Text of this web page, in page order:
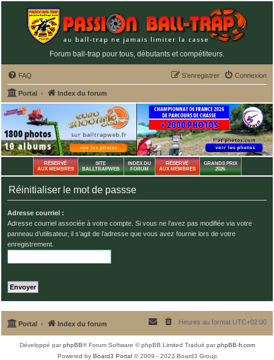
Forum ball-trap pour tous, débutants et compétiteurs.
FAQ Connexion
S’enregistrer
Portal Index du forum
RÉSERVÉ
AUX MEMBRES
SITE
BALLTRAPWEB
INDEX DU
FORUM
RÉSERVÉ
AUX MEMBRES
GRANDS PRIX
2026
Réinitialiser le mot de passse
Adresse courriel :
Adresse courriel associée à votre compte. Si vous ne l’avez pas modifiée via votre
panneau d’utilisateur, il s’agit de l’adresse que vous avez fournie lors de votre
enregistrement.
Portal Index du forum Heures au format UTC+02:00
Développé parphpBB® Forum Software © phpBB Limited Traduit parphpBB-fr.com
Powered by Board3 Portal© 2009 - 2023 Board3 Group